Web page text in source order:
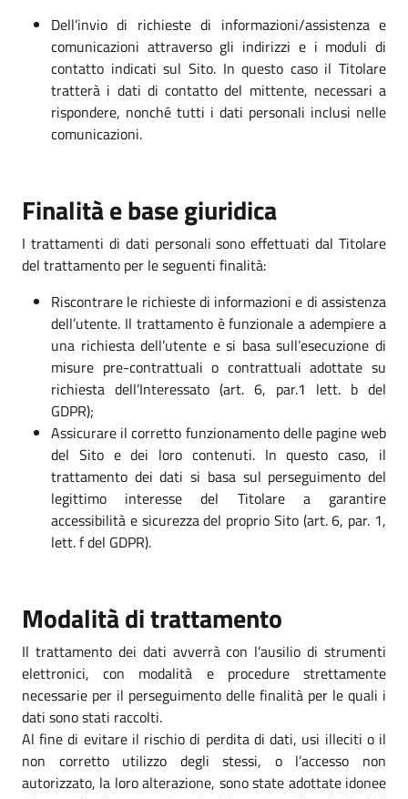
Dell’invio di richieste di informazioni/assistenza e
comunicazioni attraverso gli indirizzi e i moduli di
contatto indicati sul Sito. In questo caso il Titolare
tratterà i dati di contatto del mittente, necessari a
rispondere, nonché tutti i dati personali inclusi nelle
comunicazioni.
Finalità e base giuridica
I trattamenti di dati personali sono effettuati dal Titolare
del trattamento per le seguenti finalità:
Riscontrare le richieste di informazioni e di assistenza
dell’utente. Il trattamento è funzionale a adempiere a
una richiesta dell’utente e si basa sull’esecuzione di
misure pre-contrattuali o contrattuali adottate su
richiesta dell’Interessato (art. 6, par.1 lett. b del
GDPR);
Assicurare il corretto funzionamento delle pagine web
del Sito e dei loro contenuti. In questo caso, il
trattamento dei dati si basa sul perseguimento del
legittimo interesse del Titolare a garantire
accessibilità e sicurezza del proprio Sito (art. 6, par. 1,
lett. f del GDPR).
Modalità di trattamento
Il trattamento dei dati avverrà con l’ausilio di strumenti
elettronici, con modalità e procedure strettamente
necessarie per il perseguimento delle finalità per le quali i
dati sono stati raccolti.
Al fine di evitare il rischio di perdita di dati, usi illeciti o il
non corretto utilizzo degli stessi, o l’accesso non
autorizzato, la loro alterazione, sono state adottate idonee